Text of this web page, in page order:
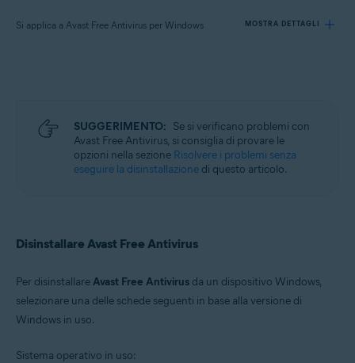
Si applica a Avast Free Antivirus per Windows MOSTRA DETTAGLI
Sistemi operativi:
Microsoft Windows 11 Home / Pro / Enterprise / Education
Microsoft Windows 10 Home / Pro / Enterprise / Education - 32/64 bit
Convenience Rollup, 32/64 bit
SUGGERIMENTO: Se si verificano problemi con
Avast Free Antivirus, si consiglia di provare le
opzioni nella sezione Risolvere i problemi senza
eseguire la disinstallazione di questo articolo.
Disinstallare Avast Free Antivirus
Per disinstallareAvast Free Antivirus da un dispositivo Windows,
selezionare una delle schede seguenti in base alla versione di
Windows in uso.
Sistema operativo in uso: